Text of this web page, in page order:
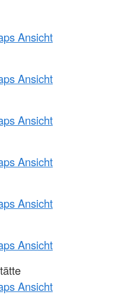
Ansicht
Ansicht
Ansicht
Ansicht
Ansicht
Ansicht
Ansicht